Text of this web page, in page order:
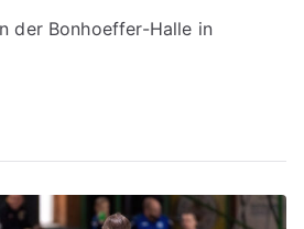
der Bonhoeffer-Halle in